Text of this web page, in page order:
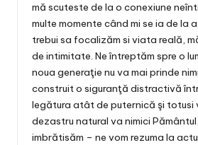
mă scuteste de la o conexiune
multe momente când mi se ia de la
trebui sa focalizăm si viata reală,
de intimitate. Ne întreptăm spre o
noua generaţie nu va mai prinde
construit o siguranţă distractivă
legătura atât de puternică şi totusi
dezastru natural va nimici
imbrătisăm – ne vom rezuma la